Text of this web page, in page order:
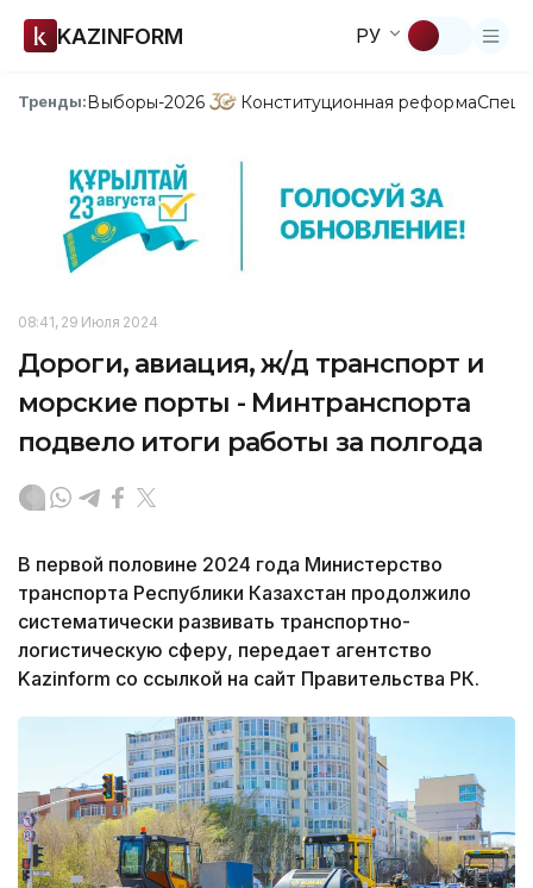
KAZINFORM РУ
Тренды:Выборы-2026 Конституционная реформа
08:41, 29 Июля 2024
Дороги, авиация, ж/д транспорт и
морские порты - Минтранспорта
подвело итоги работы за полгода
В первой половине 2024 года Министерство
транспорта Республики Казахстан продолжило
систематически развивать транспортно-
логистическую сферу, передает агентство
Kazinform со ссылкой на сайт Правительства РК.